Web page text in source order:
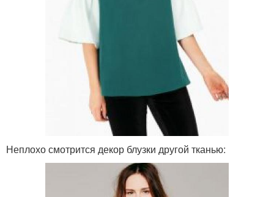
Неплохо смотрится декор блузки другой тканью: